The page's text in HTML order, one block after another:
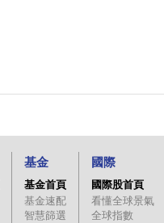
基金
基金首頁
基金速配
智慧篩選
國際
國際股首頁
看懂全球景氣
全球指數